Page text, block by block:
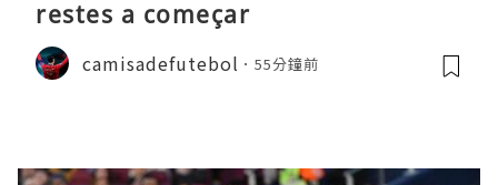
restes a começar
camisadefutebol 55分鐘前